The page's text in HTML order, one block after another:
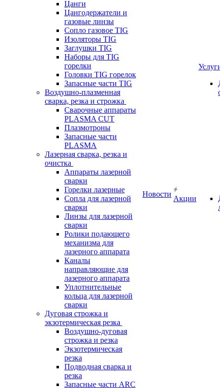
Цанги
Цангодержатели и
газовые линзы
Сопло газовое TIG
Изоляторы TIG
Заглушки TIG
Наборы для TIG
горелки
Головки TIG горелок
Запасные части TIG
Воздушно-плазменная
сварка, резка и строжка
Сварочные аппараты
PLASMA CUT
Плазмотроны
Запасные части
PLASMA
Лазерная сварка, резка и
очистка
Аппараты лазерной
сварки
Горелки лазерные
Сопла для лазерной
сварки
Линзы для лазерной
сварки
Ролики подающего
механизма для
лазерного аппарата
Каналы
направляющие для
лазерного аппарата
Уплотнительные
кольца для лазерной
сварки
Дуговая строжка и
экзотермическая резка
Воздушно-дуговая
строжка и резка
Экзотермическая
резка
Подводная сварка и
резка
Запасные части ARC
Новости
Акции